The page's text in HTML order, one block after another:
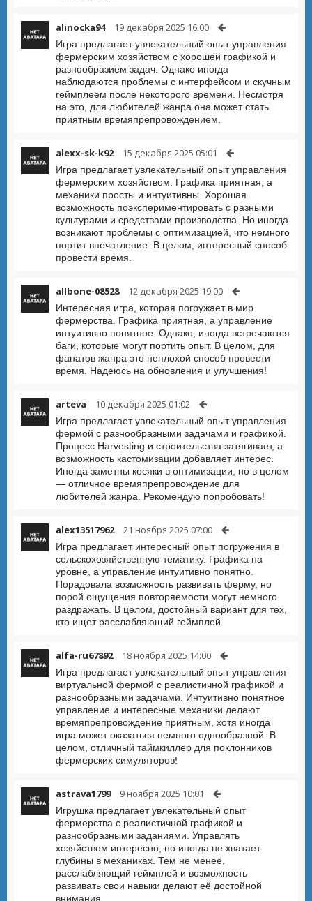
alinocka94 19 декабря 2025 16:00
Игра предлагает увлекательный опыт управления
фермерским хозяйством с хорошей графикой и
разнообразием задач. Однако иногда
наблюдаются проблемы с интерфейсом и скучным
геймплеем после некоторого времени. Несмотря
на это, для любителей жанра она может стать
приятным времяпрепровождением.
alexx-sk-k92 15 декабря 2025 05:01
Игра предлагает увлекательный опыт управления
фермерским хозяйством. Графика приятная, а
механики просты и интуитивны. Хорошая
возможность поэкспериментировать с разными
культурами и средствами производства. Но иногда
возникают проблемы с оптимизацией, что немного
портит впечатление. В целом, интересный способ
провести время.
allbone-08528 12 декабря 2025 19:00
Интересная игра, которая погружает в мир
фермерства. Графика приятная, а управление
интуитивно понятное. Однако, иногда встречаются
баги, которые могут портить опыт. В целом, для
фанатов жанра это неплохой способ провести
время. Надеюсь на обновления и улучшения!
arteva 10 декабря 2025 01:02
Игра предлагает увлекательный опыт управления
фермой с разнообразными задачами и графикой.
Процесс Harvesting и строительства затягивает, а
возможность кастомизации добавляет интерес.
Иногда заметны косяки в оптимизации, но в целом
— отличное времяпрепровождение для
любителей жанра. Рекомендую попробовать!
alex13517962 21 ноября 2025 07:00
Игра предлагает интересный опыт погружения в
сельскохозяйственную тематику. Графика на
уровне, а управление интуитивно понятно.
Порадовала возможность развивать ферму, но
порой ощущения повторяемости могут немного
раздражать. В целом, достойный вариант для тех,
кто ищет расслабляющий геймплей.
alfa-ru67892 18 ноября 2025 14:00
Игра предлагает увлекательный опыт управления
виртуальной фермой с реалистичной графикой и
разнообразными задачами. Интуитивно понятное
управление и интересные механики делают
времяпрепровождение приятным, хотя иногда
игра может оказаться немного однообразной. В
целом, отличный таймкиллер для поклонников
фермерских симуляторов!
astrava1799 9 ноября 2025 10:01
Игрушка предлагает увлекательный опыт
фермерства с реалистичной графикой и
разнообразными заданиями. Управлять
хозяйством интересно, но иногда не хватает
глубины в механиках. Тем не менее,
расслабляющий геймплей и возможность
развивать свои навыки делают её достойной
внимания.